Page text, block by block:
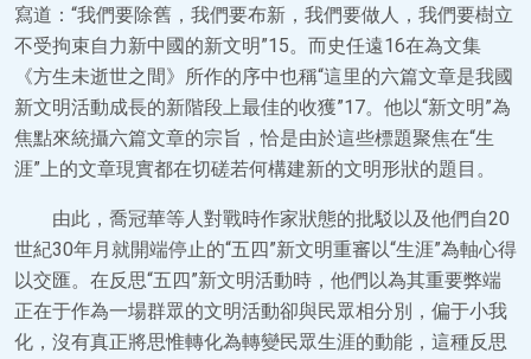
寫道：“我們要除舊，我們要布新，我們要做人，我們要樹立
不受拘束自力新中國的新文明”15。而史任遠16在為文集
《方生未逝世之間》所作的序中也稱“這里的六篇文章是我國
新文明活動成長的新階段上最佳的收獲”17。他以“新文明”為
焦點來統攝六篇文章的宗旨，恰是由於這些標題聚焦在“生
涯”上的文章現實都在切磋若何構建新的文明形狀的題目。
由此，喬冠華等人對戰時作家狀態的批駁以及他們自20
世紀30年月就開端停止的“五四”新文明重審以“生涯”為軸心得
以交匯。在反思“五四”新文明活動時，他們以為其重要弊端
正在于作為一場群眾的文明活動卻與民眾相分別，偏于小我
化，沒有真正將思惟轉化為轉變民眾生涯的動能，這種反思